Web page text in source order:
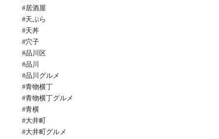
#居酒屋
#天ぷら
#天丼
#穴子
#品川区
#品川
#品川グルメ
#青物横丁
#青物横丁グルメ
#青横
#大井町
#大井町グルメ